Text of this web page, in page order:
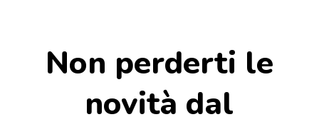
Non perderti le
novità dal